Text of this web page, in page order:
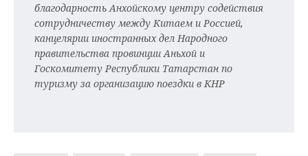
благодарность Анхойскому центру содействия
сотрудничеству между Китаем и Россией,
канцелярии иностранных дел Народного
правительства провинции Аньхой и
Госкомитету Республики Татарстан по
туризму за организацию поездки в КНР